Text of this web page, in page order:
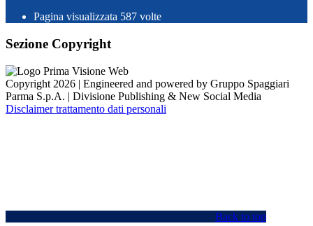
Pagina visualizzata 587 volte
Sezione Copyright
Copyright 2026 | Engineered and powered by Gruppo Spaggiari
Parma S.p.A. | Divisione Publishing & New Social Media
Disclaimer trattamento dati personali
Back to top